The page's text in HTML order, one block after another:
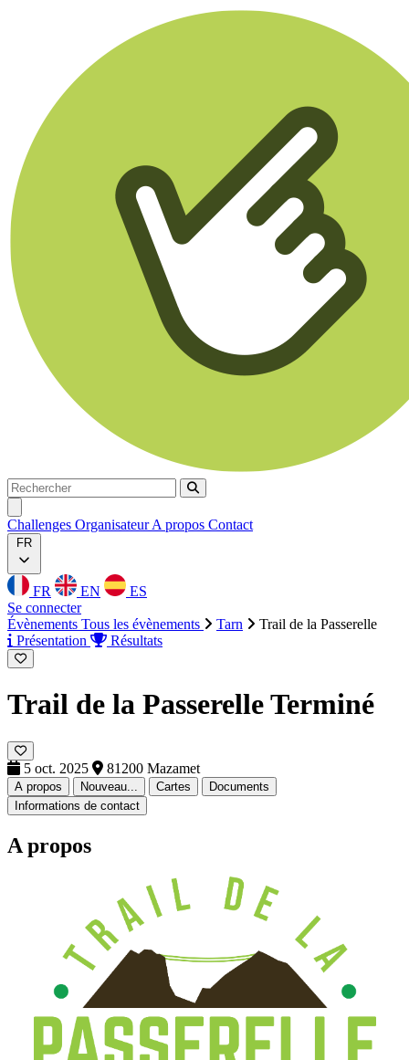
Rechercher
Rechercher
Challenges OrganisateurA propos Contact
FR
FR EN
ES
Se connecter
Évènements Tous les évènements Tarn
Trail de la Passerelle
Présentation
Résultats
Trail de la PasserelleTerminé
5 oct. 2025 81200 Mazamet
A propos Nouveau... Cartes
Documents
Informations de contact
A propos